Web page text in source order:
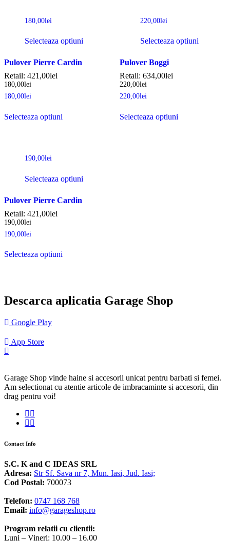
180,00lei
Selecteaza optiuni
Pulover Pierre Cardin
Retail: 421,00lei
180,00lei
180,00lei
Selecteaza optiuni
220,00lei
Selecteaza optiuni
Pulover Boggi
Retail: 634,00lei
220,00lei
220,00lei
Selecteaza optiuni
190,00lei
Selecteaza optiuni
Pulover Pierre Cardin
Retail: 421,00lei
190,00lei
190,00lei
Selecteaza optiuni
Descarca aplicatia Garage Shop
Google Play
App Store
Garage Shop vinde haine si accesorii unicat pentru barbati si femei.
Am selectionat cu atentie articole de imbracaminte si accesorii, din
drag pentru voi!
Contact Info
S.C. K and C IDEAS SRL
Adresa: Str Sf. Sava nr 7, Mun. Iasi, Jud. Iasi;
Cod Postal: 700073
Telefon: 0747 168 768
Email: info@garageshop.ro
Program relatii cu clientii:
Luni – Vineri: 10.00 – 16.00